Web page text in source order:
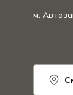
м.